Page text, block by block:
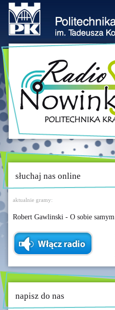
słuchaj nas online
aktualnie gramy:
Robert Gawlinski - O sobie samym
napisz do nas